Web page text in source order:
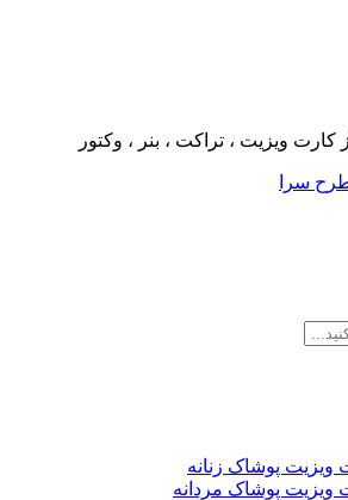
ویزیت ، تراکت ، بنر ، وکتور
ویزیت پوشاک زنانه
ویزیت پوشاک مردانه